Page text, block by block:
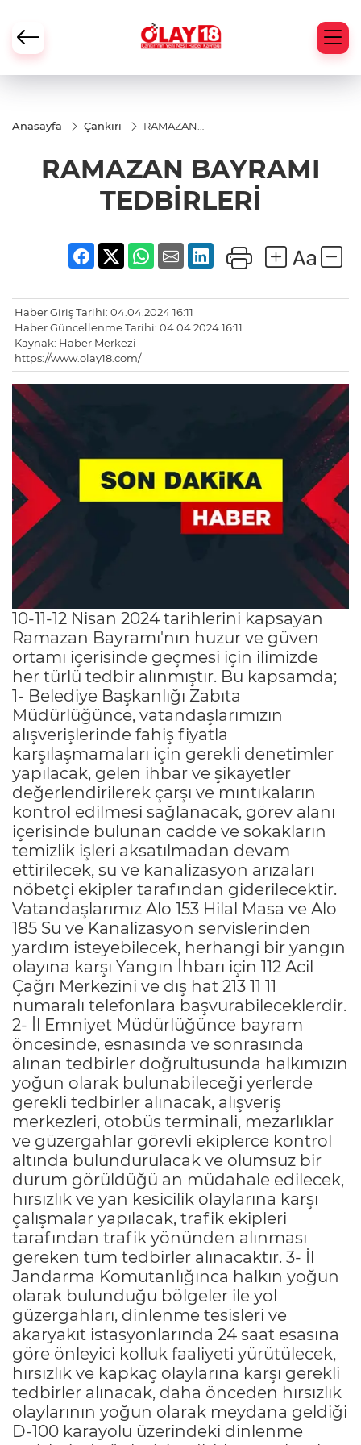
Anasayfa Çankırı
RAMAZAN
RAMAZAN BAYRAMI
TEDBİRLERİ
Haber Giriş Tarihi: 04.04.2024 16:11
Haber Güncellenme Tarihi: 04.04.2024 16:11
Kaynak: Haber Merkezi
https://www.olay18.com/
10-11-12 Nisan 2024 tarihlerini kapsayan
Ramazan Bayramı'nın huzur ve güven
ortamı içerisinde geçmesi için ilimizde
her türlü tedbir alınmıştır. Bu kapsamda;
1- Belediye Başkanlığı Zabıta
Müdürlüğünce, vatandaşlarımızın
alışverişlerinde fahiş fiyatla
karşılaşmamaları için gerekli denetimler
yapılacak, gelen ihbar ve şikayetler
değerlendirilerek çarşı ve mıntıkaların
kontrol edilmesi sağlanacak, görev alanı
içerisinde bulunan cadde ve sokakların
temizlik işleri aksatılmadan devam
ettirilecek, su ve kanalizasyon arızaları
nöbetçi ekipler tarafından giderilecektir.
Vatandaşlarımız Alo 153 Hilal Masa ve Alo
185 Su ve Kanalizasyon servislerinden
yardım isteyebilecek, herhangi bir yangın
olayına karşı Yangın İhbarı için 112 Acil
Çağrı Merkezini ve dış hat 213 11 11
numaralı telefonlara başvurabileceklerdir.
2- İl Emniyet Müdürlüğünce bayram
öncesinde, esnasında ve sonrasında
alınan tedbirler doğrultusunda halkımızın
yoğun olarak bulunabileceği yerlerde
gerekli tedbirler alınacak, alışveriş
merkezleri, otobüs terminali, mezarlıklar
ve güzergahlar görevli ekiplerce kontrol
altında bulundurulacak ve olumsuz bir
durum görüldüğü an müdahale edilecek,
hırsızlık ve yan kesicilik olaylarına karşı
çalışmalar yapılacak, trafik ekipleri
tarafından trafik yönünden alınması
gereken tüm tedbirler alınacaktır. 3- İl
Jandarma Komutanlığınca halkın yoğun
olarak bulunduğu bölgeler ile yol
güzergahları, dinlenme tesisleri ve
akaryakıt istasyonlarında 24 saat esasına
göre önleyici kolluk faaliyeti yürütülecek,
hırsızlık ve kapkaç olaylarına karşı gerekli
tedbirler alınacak, daha önceden hırsızlık
olaylarının yoğun olarak meydana geldiği
D-100 karayolu üzerindeki dinlenme